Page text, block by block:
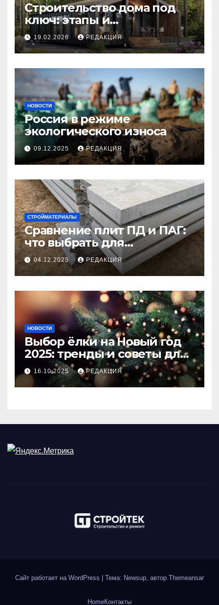
Строительство дома под
ключ: этапы и
планирование бюджета
19.02.2026 РЕДАКЦИЯ
НОВОСТИ
Россия в режиме
экологического износа
09.12.2025 РЕДАКЦИЯ
СТРОЙМАТЕРИАЛЫ
Сравнение плит ПД и ПАГ:
что выбрать для
долговечного и прочного
покрытия
04.12.2025 РЕДАКЦИЯ
НОВОСТИ
Выбор ёлки на Новый год
2025: тренды и советы для
идеального праздника
16.10.2025 РЕДАКЦИЯ
Сайт работает на WordPress Тема: Newsup, автор Themeansar
HomeКонтакты